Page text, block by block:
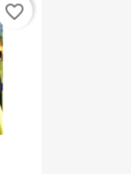
favorite_border